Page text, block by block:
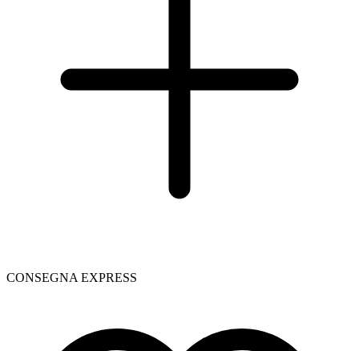
CONSEGNA EXPRESS